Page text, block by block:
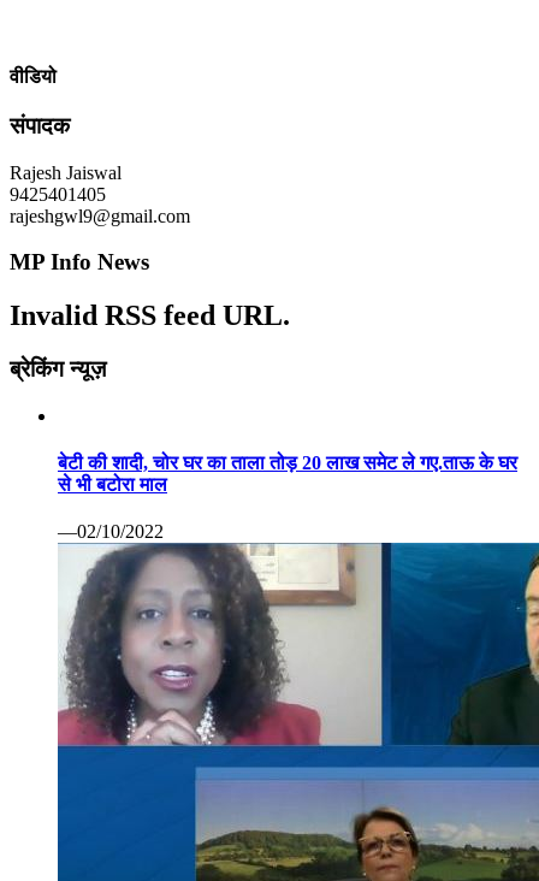
वीडियो
संपादक
Rajesh Jaiswal
9425401405
rajeshgwl9@gmail.com
MP Info News
Invalid RSS feed URL.
ब्रेकिंग न्यूज़
बेटी की शादी, चोर घर का ताला तोड़ 20 लाख समेट ले गए.ताऊ के घर
से भी बटोरा माल
—02/10/2022